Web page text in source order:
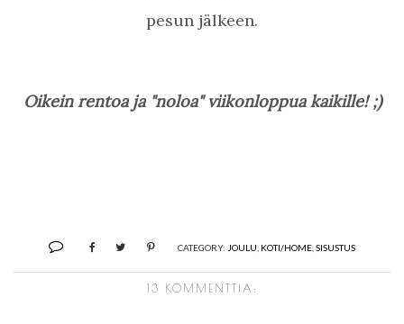
pesun jälkeen.
Oikein rentoa ja "noloa" viikonloppua kaikille! ;)
CATEGORY: JOULU KOTI/HOME SISUSTUS
13 KOMMENTTIA: